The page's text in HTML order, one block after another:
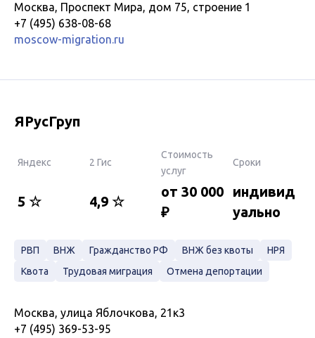
Москва, Проспект Мира, дом 75, строение 1
+7 (495) 638-08-68
moscow-migration.ru
ЯРусГруп
Яндекс 2 Гис
Стоимость
услуг
Сроки
5 ☆ 4,9 ☆
от 30 000
₽
индивид
уально
РВП ВНЖ Гражданство РФ ВНЖ без квоты
НРЯ
Квота
Трудовая миграция Отмена депортации
Москва, улица Яблочкова, 21к3
+7 (495) 369-53-95